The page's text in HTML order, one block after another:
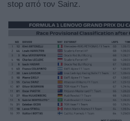
stop από τον Sainz.